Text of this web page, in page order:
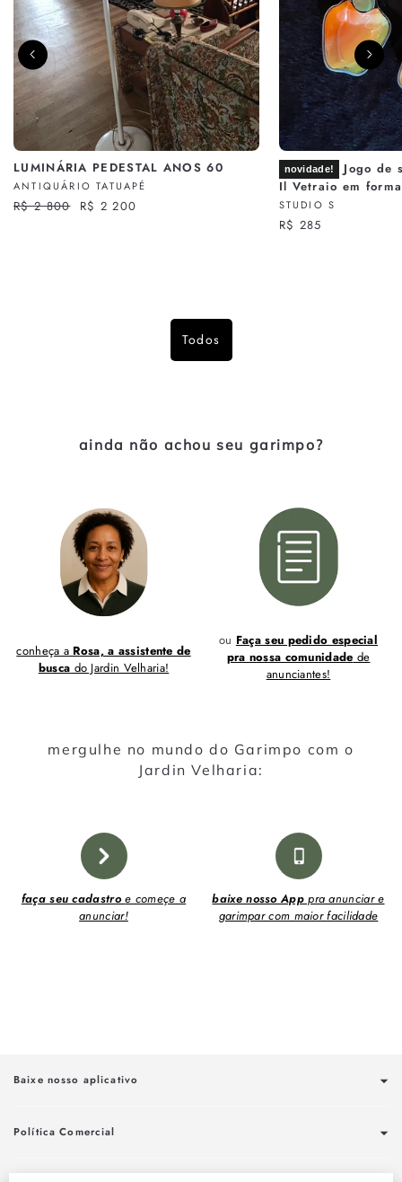
LUMINÁRIA PEDESTAL ANOS 60
ANTIQUÁRIO TATUAPÉ
Preço
R$ 2 800
Preço
R$ 2 200
novidade!
Jogo de
Il Vetraio em
STUDIO S
R$ 285
Todos
ainda não achou seu garimpo?
conheça a Rosa, a assistente de
busca do Jardin Velharia!
ou Faça seu pedido especial
pra nossa comunidade de
anunciantes!
mergulhe no mundo do Garimpo com o
Jardin Velharia:
faça seu cadastroe começe a
anunciar!
baixe nosso Apppra anunciar e
garimpar com maior facilidade
Baixe nosso aplicativo
Política Comercial